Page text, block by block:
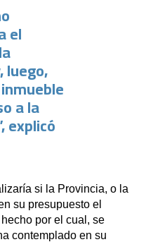
el
luego,
a la
explicó
si la Provincia, o la
su presupuesto el
por el cual, se
contemplado en su